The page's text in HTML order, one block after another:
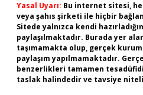
Yasal Uyarı: Bu internet sitesi,
veya şahıs şirketi ile hiçbir
Sitede yalnızca kendi
paylaşılmaktadır. Burada yer
taşımamakta olup, gerçek
paylaşım yapılmamaktadır.
benzerlikleri tamamen
taslak halindedir ve tavsiye